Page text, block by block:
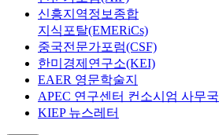
신흥지역정보종합
지식포탈(EMERiCs)
중국전문가포럼(CSF)
한미경제연구소(KEI)
EAER 영문학술지
APEC 연구센터 컨소시엄 사무국
KIEP 뉴스레터